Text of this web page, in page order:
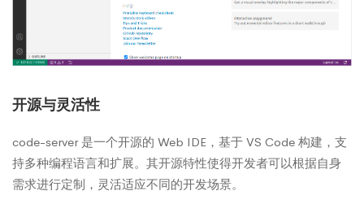
开源与灵活性
code-server 是一个开源的 Web IDE，基于 VS Code 构建，支
持多种编程语言和扩展。其开源特性使得开发者可以根据自身
需求进行定制，灵活适应不同的开发场景。